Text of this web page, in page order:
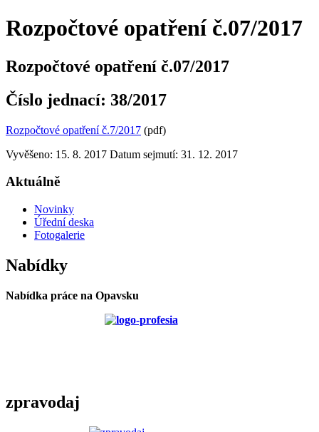
Rozpočtové opatření č.07/2017
Rozpočtové opatření č.07/2017
Číslo jednací: 38/2017
Rozpočtové opatření č.7/2017 (pdf)
Vyvěšeno: 15. 8. 2017 Datum sejmutí: 31. 12. 2017
Aktuálně
Novinky
Úřední deska
Fotogalerie
Nabídky
Nabídka práce na Opavsku
zpravodaj